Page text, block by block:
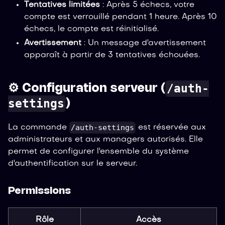
Tentatives limitées : Après 5 échecs, votre
compte est verrouillé pendant 1 heure. Après 10
échecs, le compte est réinitialisé.
Avertissement : Un message d'avertissement
apparaît à partir de 3 tentatives échouées.
⚙️ Configuration serveur ( /auth-
settings )
La commande /auth-settings est réservée aux
administrateurs et aux managers autorisés. Elle
permet de configurer l'ensemble du système
d'authentification sur le serveur.
Permissions
Rôle Accès